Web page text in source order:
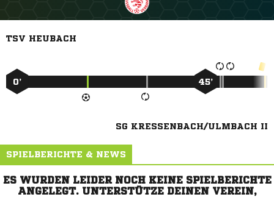
TSV HEUBACH
0’ 45’
SG KRESSENBACH/ULMBACH II
SPIELBERICHTE & NEWS
ES WURDEN LEIDER NOCH KEINE SPIELBERICHTE
ANGELEGT. UNTERSTÜTZE DEINEN VEREIN,